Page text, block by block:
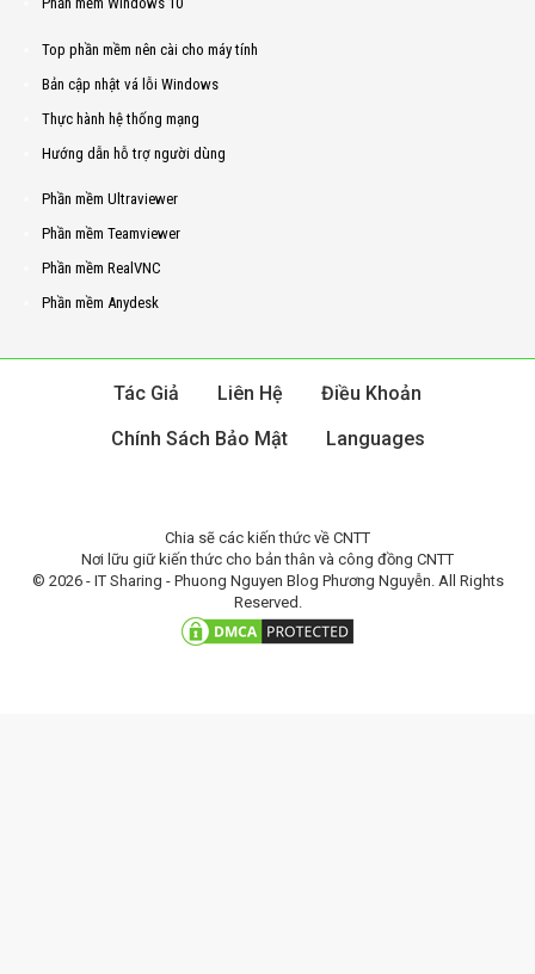
Top phần mềm nên cài cho máy tính
Bản cập nhật vá lỗi Windows
Thực hành hệ thống mạng
Hướng dẫn hỗ trợ người dùng
Phần mềm Ultraviewer
Phần mềm Teamviewer
Phần mềm RealVNC
Phần mềm Anydesk
Tác Giả Liên Hệ
Điều Khoản
Chính Sách Bảo Mật
Languages
Chia sẽ các kiến thức về CNTT
Nơi lữu giữ kiến thức cho bản thân và công đồng CNTT
© 2026 - IT Sharing - Phuong Nguyen Blog Phương Nguyễn. All Rights
Reserved.